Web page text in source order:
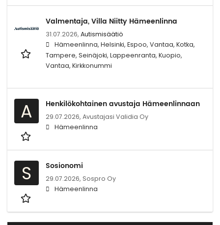
Valmentaja, Villa Niitty Hämeenlinna
31.07.2026, Autismisäätiö
Hämeenlinna, Helsinki, Espoo, Vantaa, Kotka,
Tampere, Seinäjoki, Lappeenranta, Kuopio,
Vantaa, Kirkkonummi
A Henkilökohtainen avustaja Hämeenlinnaan
29.07.2026, Avustajasi Validia Oy
Hämeenlinna
S Sosionomi
29.07.2026, Sospro Oy
Hämeenlinna